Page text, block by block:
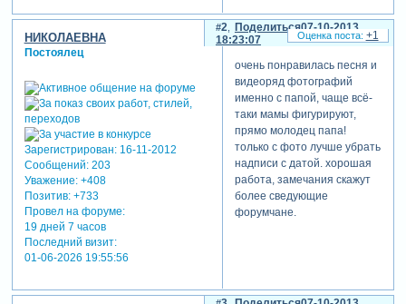
Поделиться
2
07-10-2013
18:23:07
НИКОЛАЕВНА
Постоялец
Зарегистрирован: 16-11-2012
Сообщений:203
Уважение: +408
Позитив: +733
Провел на форуме:
19 дней 7 часов
Последний визит:
01-06-2026 19:55:56
очень понравилась песня и
видеоряд фотографий
именно с папой, чаще всё-
таки мамы фигурируют,
прямо молодец папа!
только с фото лучше убрать
надписи с датой. хорошая
работа, замечания скажут
более сведующие
форумчане.
+1